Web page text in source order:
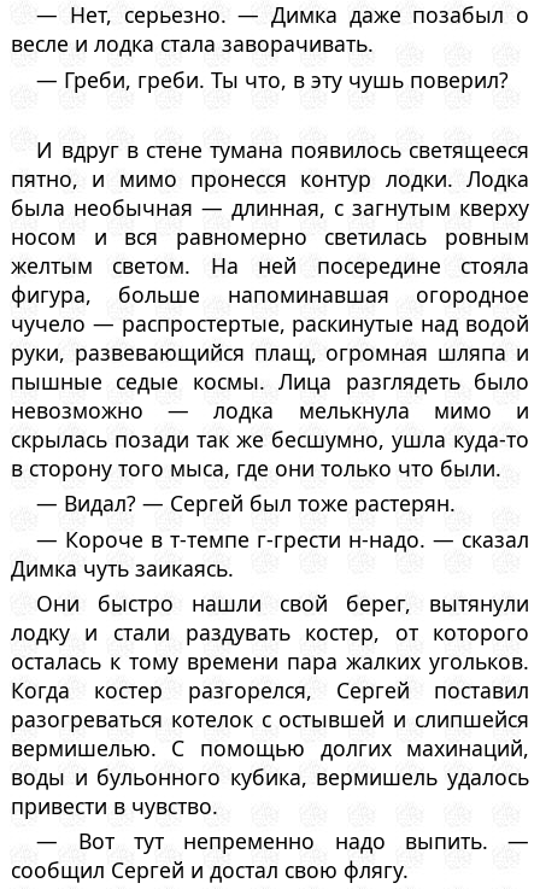
— Нет, серьезно. — Димка даже позабыл о
весле и лодка стала заворачивать.
— Греби, греби. Ты что, в эту чушь поверил?
И вдруг в стене тумана появилось светящееся
пятно, и мимо пронесся контур лодки. Лодка
была необычная — длинная, с загнутым кверху
носом и вся равномерно светилась ровным
желтым светом. На ней посередине стояла
фигура, больше напоминавшая огородное
чучело — распростертые, раскинутые над водой
руки, развевающийся плащ, огромная шляпа и
пышные седые космы. Лица разглядеть было
невозможно — лодка мелькнула мимо и
скрылась позади так же бесшумно, ушла куда-то
в сторону того мыса, где они только что были.
— Видал? — Сергей был тоже растерян.
— Короче в т-темпе г-грести н-надо. — сказал
Димка чуть заикаясь.
Они быстро нашли свой берег, вытянули
лодку и стали раздувать костер, от которого
осталась к тому времени пара жалких угольков.
Когда костер разгорелся, Сергей поставил
разогреваться котелок с остывшей и слипшейся
вермишелью. С помощью долгих махинаций,
воды и бульонного кубика, вермишель удалось
привести в чувство.
— Вот тут непременно надо выпить. —
сообщил Сергей и достал свою флягу.